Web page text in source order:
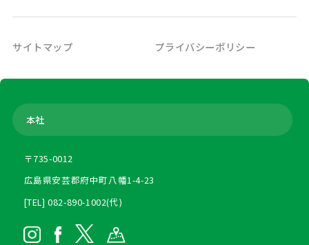
サイトマップ プライバシーポリシー
本社
〒735-0012
広島県安芸郡府中町八幡1-4-23
[TEL] 082-890-1002(代)